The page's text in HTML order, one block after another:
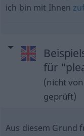
ich bin mit Ihnen
für
(nicht
geprüft)
Aus diesem Grund